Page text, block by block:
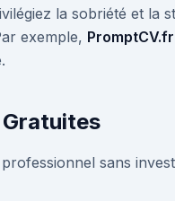
la sobriété et la
exemple, PromptCV.fr
sans